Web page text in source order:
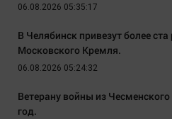
06.08.2026 05:35:17
В Челябинск привезут более
Московского Кремля.
06.08.2026 05:24:32
Ветерану войны из
год.